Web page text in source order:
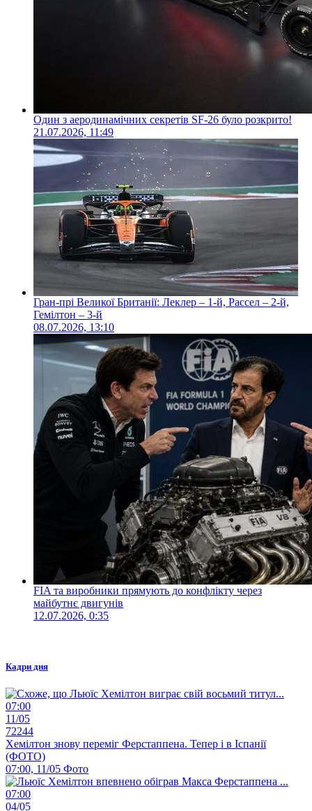
Один з аеродинамічних секретів SF-26 було розкрито!
21.07.2026, 11:49
Гран-прі Великої Британії: Леклер – 1-й, Рассел – 2-й,
Гемілтон – 3-й
08.07.2026, 13:10
FIA та виробники прямують до конфлікту через
майбутнє двигунів
12.07.2026, 0:35
Кадри дня
07:00
11/05
72244
Хемілтон знову переміг Ферстаппена. Тепер і в Іспанії
(ФОТО)
07:00, 11/05 Фото
07:00
04/05